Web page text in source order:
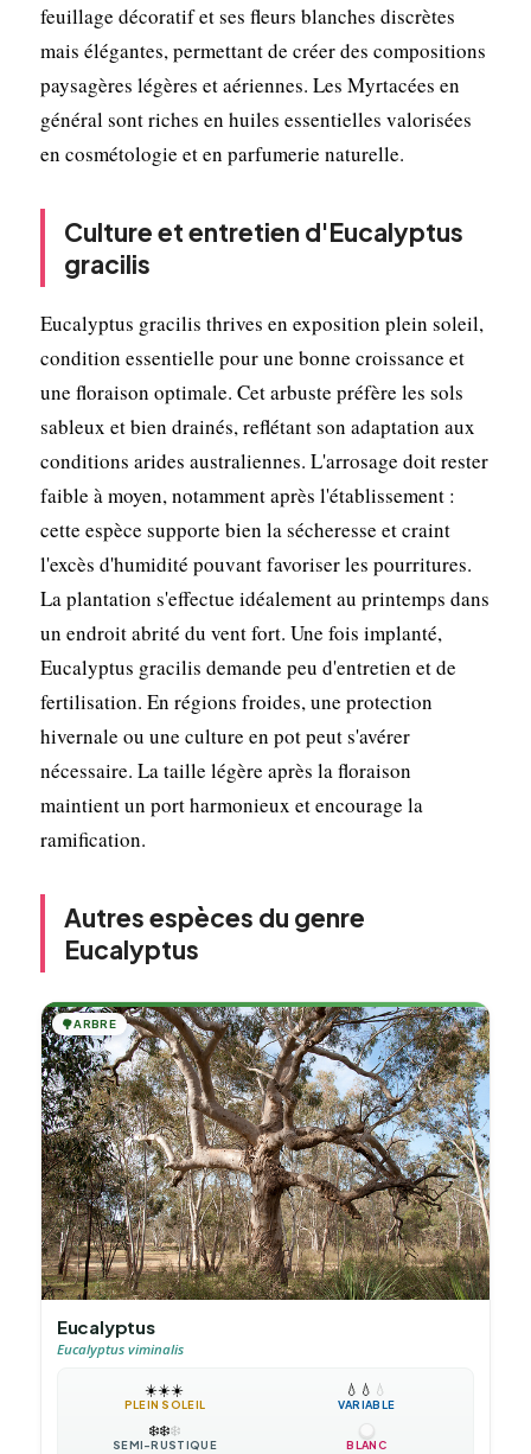
feuillage décoratif et ses fleurs blanches discrètes
mais élégantes, permettant de créer des compositions
paysagères légères et aériennes. Les Myrtacées en
général sont riches en huiles essentielles valorisées
en cosmétologie et en parfumerie naturelle.
Culture et entretien d'Eucalyptus
gracilis
Eucalyptus gracilis thrives en exposition plein soleil,
condition essentielle pour une bonne croissance et
une floraison optimale. Cet arbuste préfère les sols
sableux et bien drainés, reflétant son adaptation aux
conditions arides australiennes. L'arrosage doit rester
faible à moyen, notamment après l'établissement :
cette espèce supporte bien la sécheresse et craint
l'excès d'humidité pouvant favoriser les pourritures.
La plantation s'effectue idéalement au printemps dans
un endroit abrité du vent fort. Une fois implanté,
Eucalyptus gracilis demande peu d'entretien et de
fertilisation. En régions froides, une protection
hivernale ou une culture en pot peut s'avérer
nécessaire. La taille légère après la floraison
maintient un port harmonieux et encourage la
ramification.
Autres espèces du genre
Eucalyptus
🌳ARBRE
Eucalyptus
Eucalyptus viminalis
☀️☀️☀️
PLEIN SOLEIL
💧 💧 💧
VARIABLE
❄️❄️❄️
SEMI-RUSTIQUE BLANC